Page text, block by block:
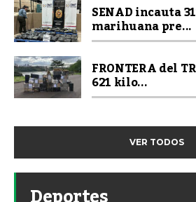
SENAD incauta
marihuana pre...
FRONTERA del
621 kilo...
VER TODOS